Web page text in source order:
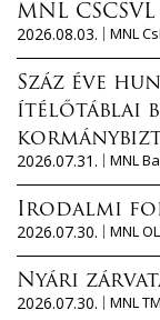
l
n
l
l
MNL
2026.08.03.
MNL
Száz éve
ítélőtáblai
2026.07.31.
MNL
Irodalmi
2026.07.30.
MNL OL
Nyári
2026.07.30.
MNL